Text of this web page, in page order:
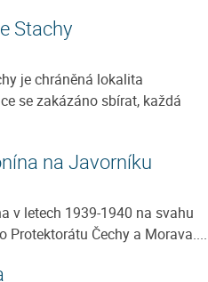
Stachy
je chráněná lokalita
se zakázáno sbírat, každá
na Javorníku
v letech 1939-1940 na svahu
Protektorátu Čechy a Morava....